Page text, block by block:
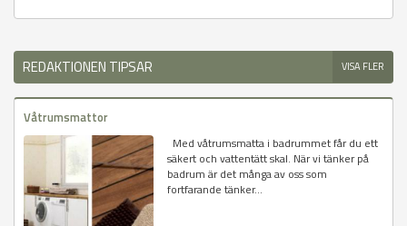
REDAKTIONEN TIPSAR VISA FLER
Våtrumsmattor
Med våtrumsmatta i badrummet får du ett
säkert och vattentätt skal. När vi tänker på
badrum är det många av oss som
fortfarande tänker...